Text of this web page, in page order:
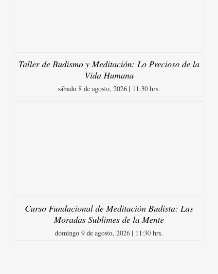
Taller de Budismo y Meditación: Lo Precioso de la
Vida Humana
sábado 8 de agosto, 2026 | 11:30 hrs.
Curso Fundacional de Meditación Budista: Las
Moradas Sublimes de la Mente
domingo 9 de agosto, 2026 | 11:30 hrs.